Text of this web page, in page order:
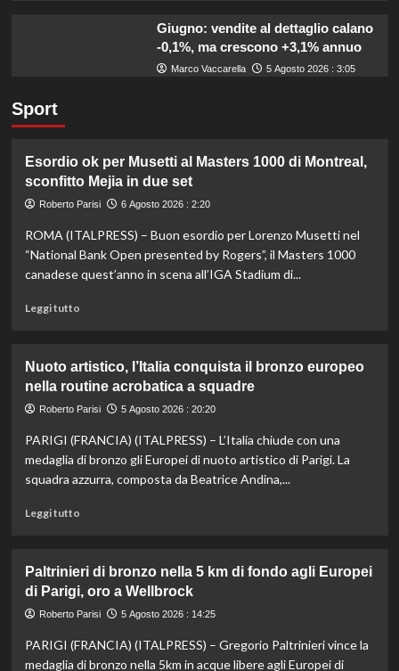
Giugno: vendite al dettaglio calano
-0,1%, ma crescono +3,1% annuo
Marco Vaccarella 5 Agosto 2026 : 3:05
Sport
Esordio ok per Musetti al Masters 1000 di Montreal,
sconfitto Mejia in due set
Roberto Parisi 6 Agosto 2026 : 2:20
ROMA (ITALPRESS) – Buon esordio per Lorenzo Musetti nel
“National Bank Open presented by Rogers”, il Masters 1000
canadese quest’anno in scena all’IGA Stadium di...
Leggi tuttoLeggi
Esordio
ok
per
al
Masters
1000
due
set
Nuoto artistico, l’Italia conquista il bronzo europeo
nella routine acrobatica a squadre
Roberto Parisi 5 Agosto 2026 : 20:20
PARIGI (FRANCIA) (ITALPRESS) – L’Italia chiude con una
medaglia di bronzo gli Europei di nuoto artistico di Parigi. La
squadra azzurra, composta da Beatrice Andina,...
Leggi tuttoLeggi
Nuoto
artistico,
l’Italia
il
bronzo
Paltrinieri di bronzo nella 5 km di fondo agli Europei
di Parigi, oro a Wellbrock
Roberto Parisi 5 Agosto 2026 : 14:25
PARIGI (FRANCIA) (ITALPRESS) – Gregorio Paltrinieri vince la
medaglia di bronzo nella 5km in acque libere agli Europei di